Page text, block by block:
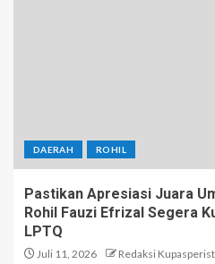
DAERAH ROHIL
Pastikan Apresiasi Juara
Rohil Fauzi Efrizal Segera
LPTQ
Juli 11, 2026 Redaksi